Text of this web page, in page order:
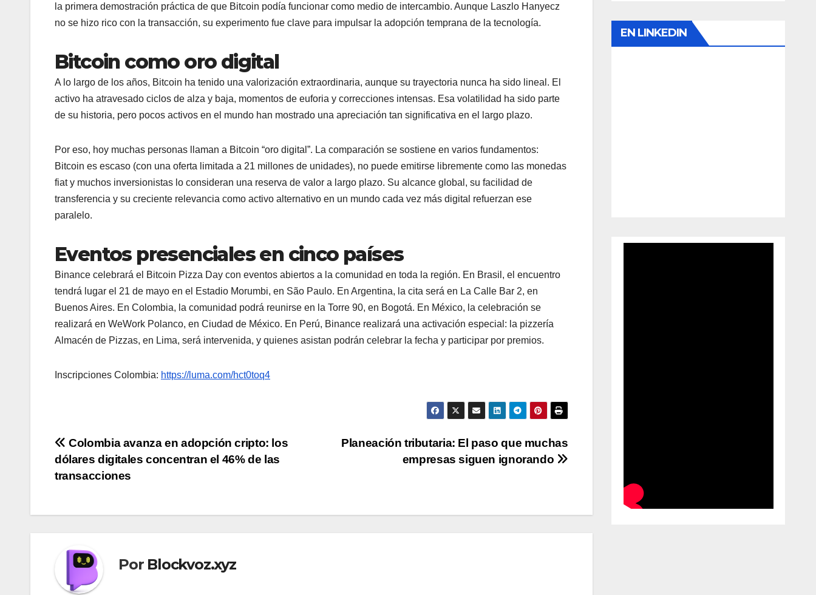
la primera demostración práctica de que Bitcoin podía funcionar como medio de intercambio. Aunque Laszlo Hanyecz
no se hizo rico con la transacción, su experimento fue clave para impulsar la adopción temprana de la tecnología.
Bitcoin como oro digital
A lo largo de los años, Bitcoin ha tenido una valorización extraordinaria, aunque su trayectoria nunca ha sido lineal. El
activo ha atravesado ciclos de alza y baja, momentos de euforia y correcciones intensas. Esa volatilidad ha sido parte
de su historia, pero pocos activos en el mundo han mostrado una apreciación tan significativa en el largo plazo.
Por eso, hoy muchas personas llaman a Bitcoin “oro digital”. La comparación se sostiene en varios fundamentos:
Bitcoin es escaso (con una oferta limitada a 21 millones de unidades), no puede emitirse libremente como las monedas
fiat y muchos inversionistas lo consideran una reserva de valor a largo plazo. Su alcance global, su facilidad de
transferencia y su creciente relevancia como activo alternativo en un mundo cada vez más digital refuerzan ese
paralelo.
Eventos presenciales en cinco países
Binance celebrará el Bitcoin Pizza Day con eventos abiertos a la comunidad en toda la región. En Brasil, el encuentro
tendrá lugar el 21 de mayo en el Estadio Morumbi, en São Paulo. En Argentina, la cita será en La Calle Bar 2, en
Buenos Aires. En Colombia, la comunidad podrá reunirse en la Torre 90, en Bogotá. En México, la celebración se
realizará en WeWork Polanco, en Ciudad de México. En Perú, Binance realizará una activación especial: la pizzería
Almacén de Pizzas, en Lima, será intervenida, y quienes asistan podrán celebrar la fecha y participar por premios.
Inscripciones Colombia: https://luma.com/hct0toq4
Navegación
de
Planeación tributaria: El paso que muchas
empresas siguen ignorando
Colombia avanza en adopción cripto: los
dólares digitales concentran el 46% de las
transacciones
Por Blockvoz.xyz
EN LINKEDIN